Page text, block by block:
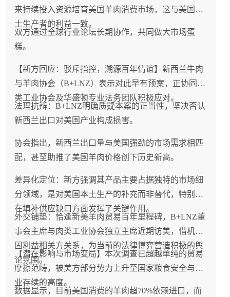
来持续投入资源培育美国羊肉消费市场，这与美国本
土生产者的利益一致。
双方通过全球行业论坛长期协作，共同做大市场蛋
糕。
【新方回应：驳斥指控，溯源百年情谊】新西兰牛肉
与羊肉协会（B+LNZ）表示对此早有预案，正协同肉
类工业协会及华盛顿专业法务团队积极应对。
法理抗辩：B+LNZ明确质疑本案的正当性，坚决否认
新西兰出口对美国产业构成损害。
协会指出，新西兰出口量与美国强劲的市场需求相匹
配，甚至助推了美国羊肉价格创下历史新高。
差异化定位：新方强调其产品主要占据独特的市场细
分领域，是对美国本土生产的补充而非替代，特别是
在填补供应缺口方面发挥了关键作用。
外交铺垫：恰逢新美羊肉贸易百年里程碑，B+LNZ董
事会主席与肉类工业协会独立主席近期访美，借机巩
固利益相关方关系，为当前的法律博弈营造积极的舆
论氛围。
【潜在影响与市场变局】本次调查已超越单纯的贸易
摩擦范畴，被美方部分势力上升至国家粮食安全与产
业存续的高度。
数据显示，目前美国消费的羊肉超70%依赖进口，而